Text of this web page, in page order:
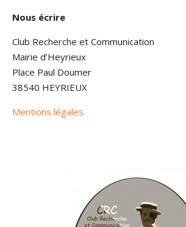
Nous écrire
Club Recherche et Communication
Mairie d’Heyrieux
Place Paul Doumer
38540 HEYRIEUX
Mentions légales